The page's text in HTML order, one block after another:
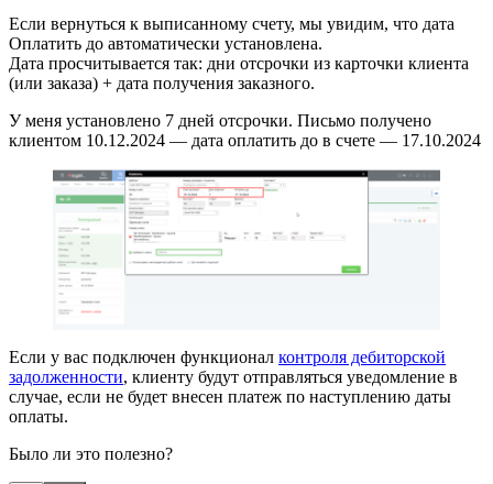
Если вернуться к выписанному счету, мы увидим, что дата
Оплатить до автоматически установлена.
Дата просчитывается так: дни отсрочки из карточки клиента
(или заказа) + дата получения заказного.
У меня установлено 7 дней отсрочки. Письмо получено
клиентом 10.12.2024 — дата оплатить до в счете — 17.10.2024
Если у вас подключен функционал контроля дебиторской
задолженности, клиенту будут отправляться уведомление в
случае, если не будет внесен платеж по наступлению даты
оплаты.
Было ли это полезно?